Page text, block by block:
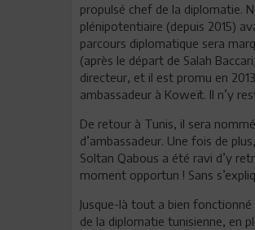
propulsé chef de la diplomatie.
plénipotentiaire (depuis 2015)
parcours diplomatique sera
(après le départ de Salah
directeur, et il est promu en
ambassadeur à Koweït. Il n’y
De retour à Tunis, il sera
d’ambassadeur. Une fois de
Soltan Qabous a été ravi d’y
moment opportun ! Sans
Jusque-là tout a bien
de la diplomatie tunisienne, en